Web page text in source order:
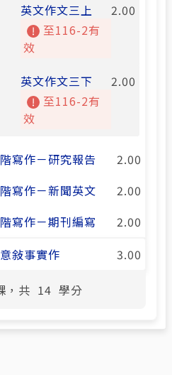
英文作文三上
至116-2有
效
2.00
英文作文三下
至116-2有
效
2.00
寫作－研究報告
2.00
寫作－新聞英文
2.00
寫作－期刊編寫
2.00
敍事實作 3.00
，共 14 學分